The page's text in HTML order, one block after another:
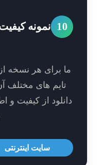
نمونه کیفیت
برای هر نسخه از فیلم
های مختلف آن قرار
از کیفیت و اطلاعات
سایت اینترنتی